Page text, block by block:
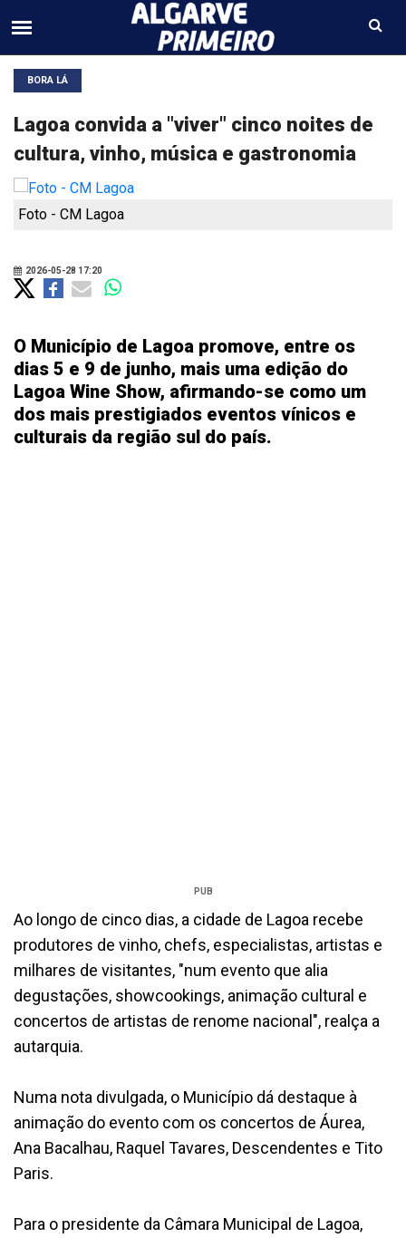
BORA LÁ
Lagoa convida a "viver" cinco noites de
cultura, vinho, música e gastronomia
Foto - CM Lagoa
2026-05-28 17:20
O Município de Lagoa promove, entre os
dias 5 e 9 de junho, mais uma edição do
Lagoa Wine Show, afirmando-se como um
dos mais prestigiados eventos vínicos e
culturais da região sul do país.
PUB
Ao longo de cinco dias, a cidade de Lagoa recebe
produtores de vinho, chefs, especialistas, artistas e
milhares de visitantes, "num evento que alia
degustações, showcookings, animação cultural e
concertos de artistas de renome nacional", realça a
autarquia.
Numa nota divulgada, o Município dá destaque à
animação do evento com os concertos de Áurea,
Ana Bacalhau, Raquel Tavares, Descendentes e Tito
Paris.
Para o presidente da Câmara Municipal de Lagoa,